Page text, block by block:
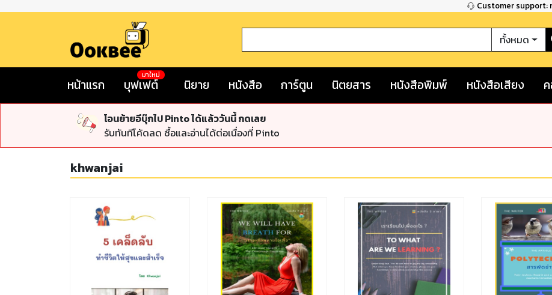
Customer support:
ทั้งหมด
หน้าแรก บุฟเฟต์
มาใหม่
นิยาย หนังสือ การ์ตูน นิตยสาร หนังสือพิมพ์ หนังสือเสียง
โอนย้ายอีบุ๊กไป Pinto ได้แล้ววันนี้ กดเลย
รับทันทีโค้ดลด ซื้อและอ่านได้ต่อเนื่องที่ Pinto
khwanjai